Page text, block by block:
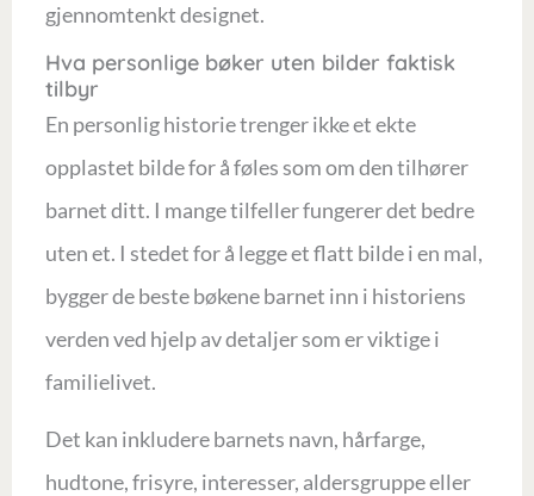
gjennomtenkt designet.
Hva personlige bøker uten bilder faktisk
tilbyr
En personlig historie trenger ikke et ekte
opplastet bilde for å føles som om den tilhører
barnet ditt. I mange tilfeller fungerer det bedre
uten et. I stedet for å legge et flatt bilde i en mal,
bygger de beste bøkene barnet inn i historiens
verden ved hjelp av detaljer som er viktige i
familielivet.
Det kan inkludere barnets navn, hårfarge,
hudtone, frisyre, interesser, aldersgruppe eller